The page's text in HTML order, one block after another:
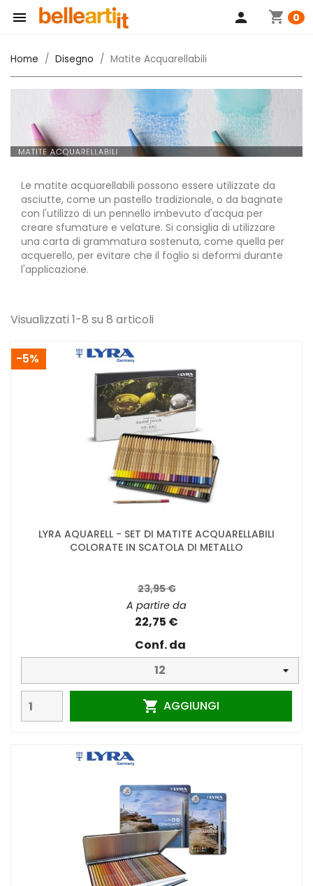
 shopping_cart 0
person
Home Disegno Matite Acquarellabili
Le matite acquarellabili possono essere utilizzate da
asciutte, come un pastello tradizionale, o da bagnate
con l'utilizzo di un pennello imbevuto d'acqua per
creare sfumature e velature. Si consiglia di utilizzare
una carta di grammatura sostenuta, come quella per
acquerello, per evitare che il foglio si deformi durante
l'applicazione.
Visualizzati 1-8 su 8 articoli
LYRA AQUARELL - SET DI MATITE ACQUARELLABILI
COLORATE IN SCATOLA DI METALLO
23,95 €
A partire da
22,75 €
Conf. da
 AGGIUNGI
-5%